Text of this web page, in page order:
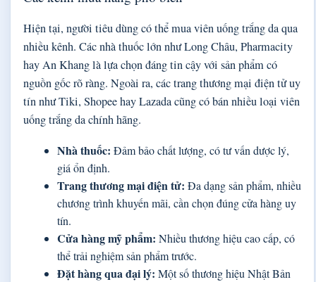
Hiện tại, người tiêu dùng có thể mua viên uống trắng da qua
nhiều kênh. Các nhà thuốc lớn như Long Châu, Pharmacity
hay An Khang là lựa chọn đáng tin cậy với sản phẩm có
nguồn gốc rõ ràng. Ngoài ra, các trang thương mại điện tử uy
tín như Tiki, Shopee hay Lazada cũng có bán nhiều loại viên
uống trắng da chính hãng.
Nhà thuốc: Đảm bảo chất lượng, có tư vấn dược lý,
giá ổn định.
Trang thương mại điện tử: Đa dạng sản phẩm, nhiều
chương trình khuyến mãi, cần chọn đúng cửa hàng uy
tín.
Cửa hàng mỹ phẩm: Nhiều thương hiệu cao cấp, có
thể trải nghiệm sản phẩm trước.
Đặt hàng qua đại lý: Một số thương hiệu Nhật Bản